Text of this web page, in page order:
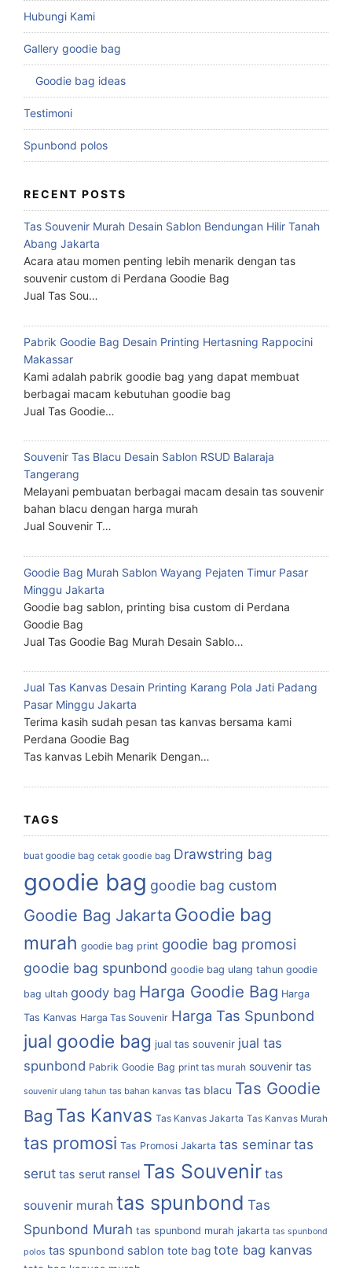
Hubungi Kami
Gallery goodie bag
Goodie bag ideas
Testimoni
Spunbond polos
RECENT POSTS
Tas Souvenir Murah Desain Sablon Bendungan Hilir Tanah
Abang Jakarta
Acara atau momen penting lebih menarik dengan tas
souvenir custom di Perdana Goodie Bag
Jual Tas Sou…
Pabrik Goodie Bag Desain Printing Hertasning Rappocini
Makassar
Kami adalah pabrik goodie bag yang dapat membuat
berbagai macam kebutuhan goodie bag
Jual Tas Goodie…
Souvenir Tas Blacu Desain Sablon RSUD Balaraja
Tangerang
Melayani pembuatan berbagai macam desain tas souvenir
bahan blacu dengan harga murah
Jual Souvenir T…
Goodie Bag Murah Sablon Wayang Pejaten Timur Pasar
Minggu Jakarta
Goodie bag sablon, printing bisa custom di Perdana
Goodie Bag
Jual Tas Goodie Bag Murah Desain Sablo…
Jual Tas Kanvas Desain Printing Karang Pola Jati Padang
Pasar Minggu Jakarta
Terima kasih sudah pesan tas kanvas bersama kami
Perdana Goodie Bag
Tas kanvas Lebih Menarik Dengan…
TAGS
buat goodie bag cetak goodie bag Drawstring bag
goodie bag goodie bag custom
Goodie Bag Jakarta Goodie bag
murah goodie bag print goodie bag promosi
goodie bag spunbond goodie bag ulang tahun goodie
bag ultah goody bag Harga Goodie Bag Harga
Tas Kanvas Harga Tas Souvenir Harga Tas Spunbond
jual goodie bag jual tas souvenir jual tas
spunbond Pabrik Goodie Bag print tas murah souvenir tas
souvenir ulang tahun tas bahan kanvas tas blacu Tas Goodie
Bag Tas Kanvas Tas Kanvas Jakarta Tas Kanvas Murah
tas promosi Tas Promosi Jakarta tas seminar tas
serut tas serut ransel Tas Souvenir tas
souvenir murah tas spunbond Tas
Spunbond Murah tas spunbond murah jakarta tas spunbond
polos tas spunbond sablon tote bag tote bag kanvas